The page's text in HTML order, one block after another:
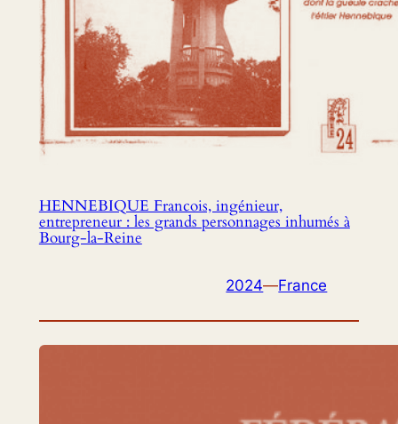
HENNEBIQUE Francois, ingénieur,
entrepreneur : les grands personnages inhumés à
Bourg-la-Reine
2024—France